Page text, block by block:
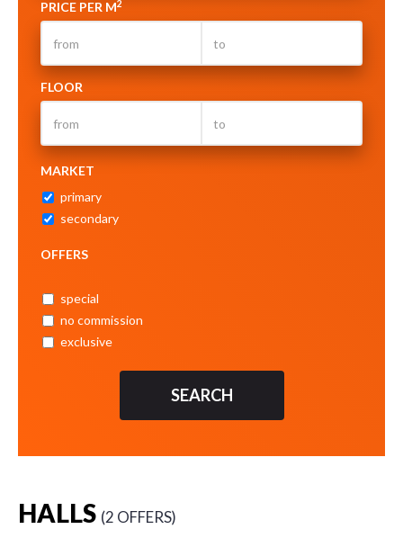
PRICE PER M2
FLOOR
MARKET
primary
secondary
OFFERS
special
no commission
exclusive
HALLS 2 OFFERS